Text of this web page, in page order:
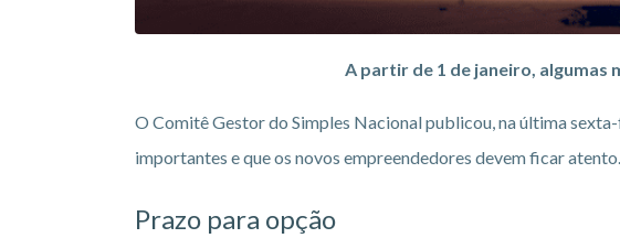
A partir de 1 de janeiro, algumas
O Comitê Gestor do Simples Nacional publicou, na última
importantes e que os novos empreendedores devem ficar
Prazo para opção